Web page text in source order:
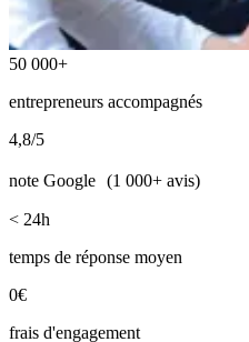
50 000+
entrepreneurs accompagnés
4,8/5
note Google (1 000+ avis)
< 24h
temps de réponse moyen
0€
frais d'engagement